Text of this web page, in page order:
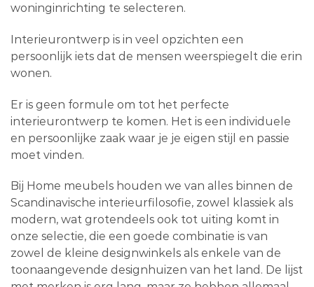
woninginrichting te selecteren.
Interieurontwerp is in veel opzichten een
persoonlijk iets dat de mensen weerspiegelt die erin
wonen.
Er is geen formule om tot het perfecte
interieurontwerp te komen. Het is een individuele
en persoonlijke zaak waar je je eigen stijl en passie
moet vinden.
Bij Home meubels houden we van alles binnen de
Scandinavische interieurfilosofie, zowel klassiek als
modern, wat grotendeels ook tot uiting komt in
onze selectie, die een goede combinatie is van
zowel de kleine designwinkels als enkele van de
toonaangevende designhuizen van het land. De lijst